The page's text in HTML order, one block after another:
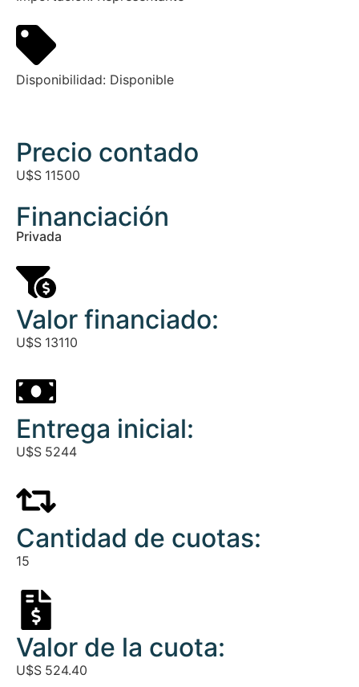
Disponibilidad: Disponible
Precio contado
U$S 11500
Financiación
Privada
Valor financiado:
U$S 13110
Entrega inicial:
U$S 5244
Cantidad de cuotas:
15
Valor de la cuota:
U$S 524.40